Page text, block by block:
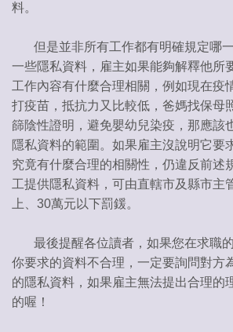
料。
但是並非所有工作都有明確規定哪
一些隱私資料，雇主如果能夠解釋他所
工作內容有什麼合理相關，例如現在疫
打疫苗，抵抗力又比較低，爸媽找保母
篩陰性證明，避免嬰幼兒染疫，那應該
隱私資料的範圍。如果雇主沒說明它要
究竟有什麼合理的相關性，仍違反前述
工提供隱私資料，可由直轄市及縣市主
上、30萬元以下罰鍰。
最後提醒各位讀者，如果您在求職
你要求的資料不合理，一定要詢問對方
的隱私資料，如果雇主無法提出合理的
的喔！